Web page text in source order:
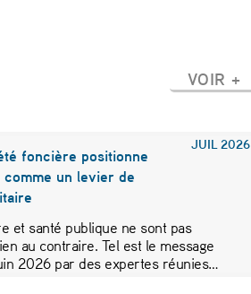
VOIR +
JUIL 2026
foncière positionne
comme un levier de
et santé publique ne sont pas
au contraire. Tel est le message
2026 par des expertes réunies…